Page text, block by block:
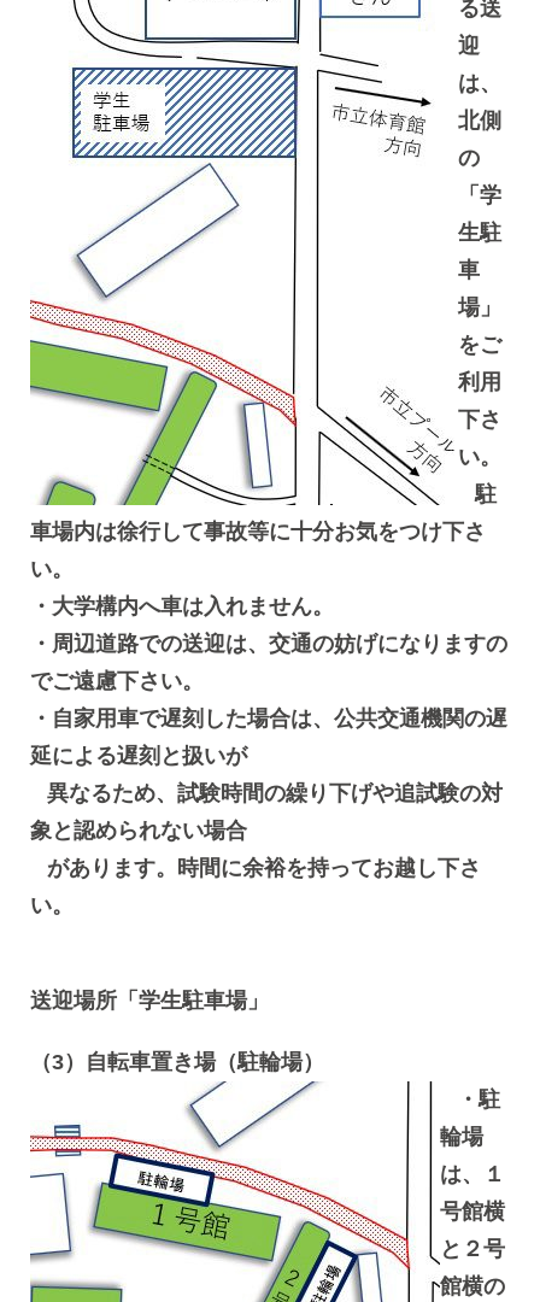
る送
迎
は、
北側
の
「学
生駐
車
場」
をご
利用
下さ
い。
駐
車場内は徐行して事故等に十分お気をつけ下さ
い。
・大学構内へ車は入れません。
・周辺道路での送迎は、交通の妨げになりますの
でご遠慮下さい。
・自家用車で遅刻した場合は、公共交通機関の遅
延による遅刻と扱いが
異なるため、試験時間の繰り下げや追試験の対
象と認められない場合
があります。時間に余裕を持ってお越し下さ
い。
送迎場所「学生駐車場」
（3）自転車置き場（駐輪場）
・駐
輪場
は、１
号館横
と２号
館横の